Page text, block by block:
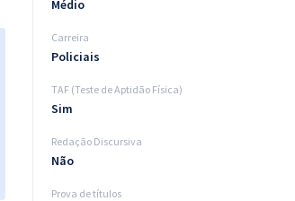
Médio
Carreira
Policiais
TAF (Teste de Aptidão Física)
Sim
Redação Discursiva
Não
Prova de títulos